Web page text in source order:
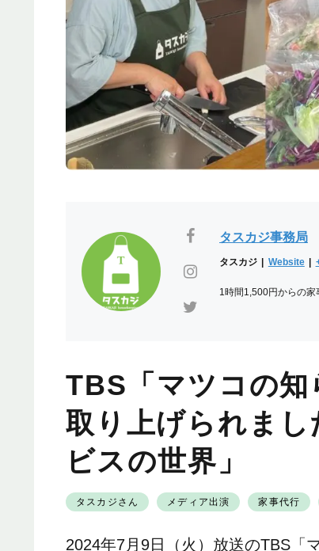
タスカジ事務局
タスカジ | Website |
1時間1,500円からの
TBS「マツコの
取り上げられま
ビスの世界」
タスカジさん メディア出演 家事代行
2024年7月9日（火）放送のTBS「